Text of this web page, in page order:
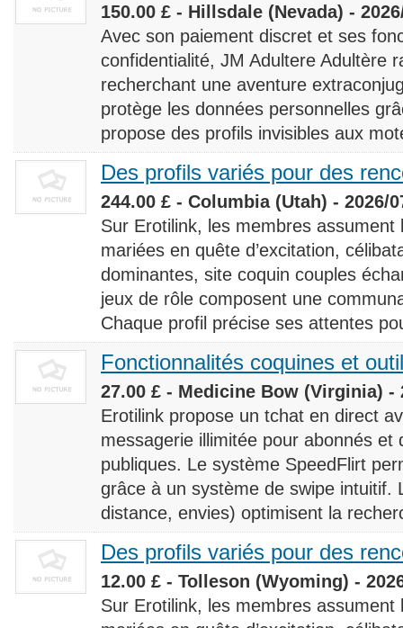
150.00 £ - Hillsdale (Nevada) -
Avec son paiement discret et ses
confidentialité, JM Adultere Adultère
recherchant une aventure
protège les données personnelles
propose des profils invisibles aux
Des profils variés pour des
244.00 £ - Columbia (Utah) - 2026/
Sur Erotilink, les membres
mariées en quête d’excitation,
dominantes, site coquin couples
jeux de rôle composent une
Chaque profil précise ses attentes
Fonctionnalités coquines et
27.00 £ - Medicine Bow (Virginia) -
Erotilink propose un tchat en direct
messagerie illimitée pour abonnés et
publiques. Le système SpeedFlirt
grâce à un système de swipe intuitif.
distance, envies) optimisent la
Des profils variés pour des
12.00 £ - Tolleson (Wyoming) -
Sur Erotilink, les membres